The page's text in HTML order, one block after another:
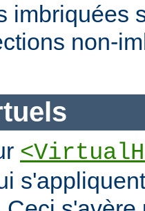
imbriquées
non-